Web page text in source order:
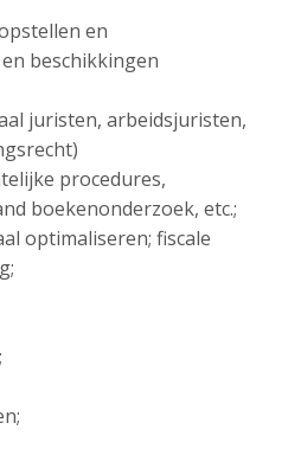
en
beschikkingen
juristen, arbeidsjuristen,
procedures,
boekenonderzoek, etc.;
optimaliseren; fiscale